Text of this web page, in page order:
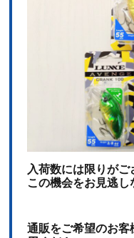
入荷数には限りが
この機会をお見逃し
通販をご希望のお客